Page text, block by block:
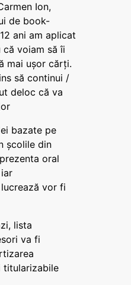
Ion,
de book-
ani am aplicat
că voiam să îi
mai ușor cărți.
să continui /
deloc că va
bazate pe
școlile din
oral
vor fi
lista
va fi
titularizabile